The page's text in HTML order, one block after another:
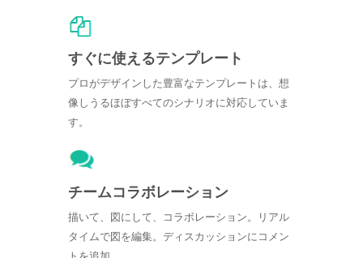
すぐに使えるテンプレート
プロがデザインした豊富なテンプレートは、想
像しうるほぼすべてのシナリオに対応していま
す。
チームコラボレーション
描いて、図にして、コラボレーション。リアル
タイムで図を編集。ディスカッションにコメン